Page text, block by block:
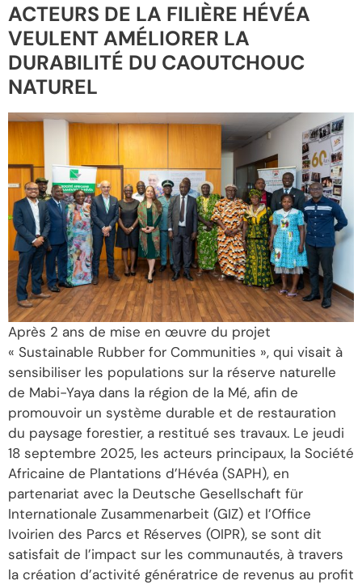
ACTEURS DE LA FILIÈRE HÉVÉA
VEULENT AMÉLIORER LA
DURABILITÉ DU CAOUTCHOUC
NATUREL
Après 2 ans de mise en œuvre du projet
« Sustainable Rubber for Communities », qui visait à
sensibiliser les populations sur la réserve naturelle
de Mabi-Yaya dans la région de la Mé, afin de
promouvoir un système durable et de restauration
du paysage forestier, a restitué ses travaux. Le jeudi
18 septembre 2025, les acteurs principaux, la Société
Africaine de Plantations d’Hévéa (SAPH), en
partenariat avec la Deutsche Gesellschaft für
Internationale Zusammenarbeit (GIZ) et l’Office
Ivoirien des Parcs et Réserves (OIPR), se sont dit
satisfait de l’impact sur les communautés, à travers
la création d’activité génératrice de revenus au profit